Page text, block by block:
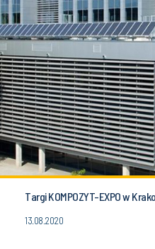
Targi KOMPOZYT-EXPO w
13.08.2020